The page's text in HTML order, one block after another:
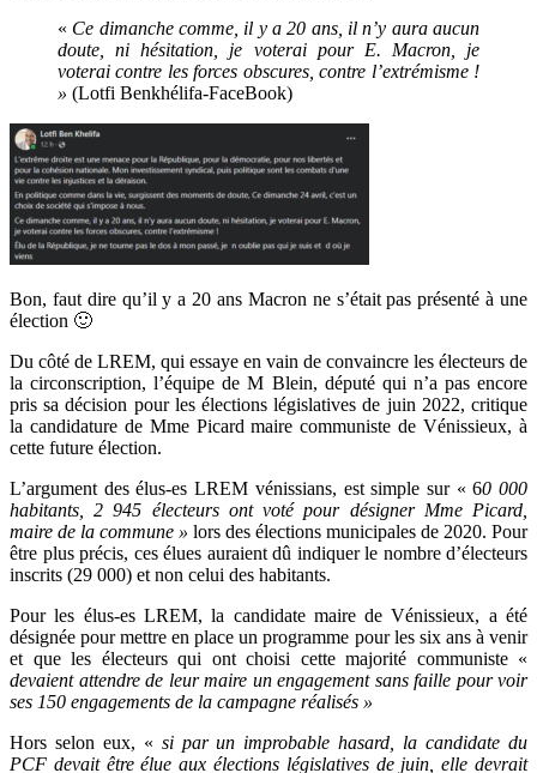
« Ce dimanche comme, il y a 20 ans, il n’y aura aucun
doute, ni hésitation, je voterai pour E. Macron, je
voterai contre les forces obscures, contre l’extrémisme !
» (Lotfi Benkhélifa-FaceBook)
Bon, faut dire qu’il y a 20 ans Macron ne s’était pas présenté à une
élection 🙂
Du côté de LREM, qui essaye en vain de convaincre les électeurs de
la circonscription, l’équipe de M Blein, député qui n’a pas encore
pris sa décision pour les élections législatives de juin 2022, critique
la candidature de Mme Picard maire communiste de Vénissieux, à
cette future élection.
L’argument des élus-es LREM vénissians, est simple sur « 60 000
habitants, 2 945 électeurs ont voté pour désigner Mme Picard,
maire de la commune » lors des élections municipales de 2020. Pour
être plus précis, ces élues auraient dû indiquer le nombre d’électeurs
inscrits (29 000) et non celui des habitants.
Pour les élus-es LREM, la candidate maire de Vénissieux, a été
désignée pour mettre en place un programme pour les six ans à venir
et que les électeurs qui ont choisi cette majorité communiste «
devaient attendre de leur maire un engagement sans faille pour voir
ses 150 engagements de la campagne réalisés »
Hors selon eux, « si par un improbable hasard, la candidate du
PCF devait être élue aux élections législatives de juin, elle devrait